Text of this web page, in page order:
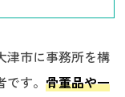
津市に事務所を構
です。骨董品や一